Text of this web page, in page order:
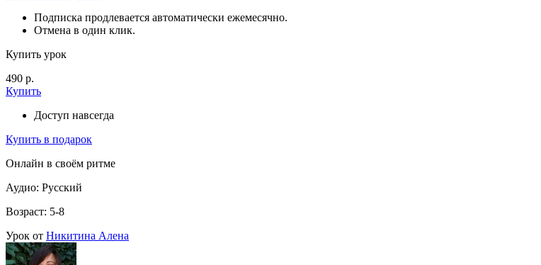
Подписка продлевается автоматически ежемесячно.
Отмена в один клик.
Купить урок
490 р.
Купить
Доступ навсегда
Купить в подарок
Онлайн в своём ритме
Аудио: Русский
Возраст: 5-8
Урок от Никитина Алена